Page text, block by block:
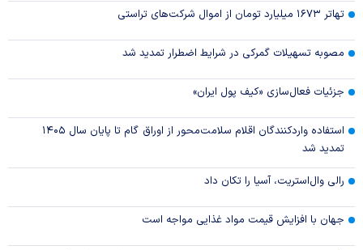
تهاتر ۱۶۷۳ میلیارد تومان از اموال شرکت‌های تراستی
مصوبه تسهیلات گمرکی در شرایط اضطرار تمدید شد
جزئیات فعال‌سازی «کیف پول ایران»
استفاده واردکنندگان اقلام سلامت‌محور از اوراق گام تا پایان سال ۱۴۰۵
تمدید شد
رالی وال‌استریت، آسیا را تکان داد
جهان با افزایش قیمت مواد غذایی مواجه است